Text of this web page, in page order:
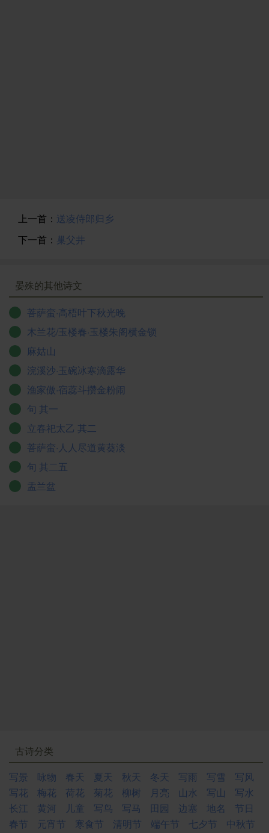
上一首： 送凌侍郎归乡
下一首： 巢父井
晏殊的其他诗文
菩萨蛮·高梧叶下秋光晚
木兰花/玉楼春·玉楼朱阁横金锁
麻姑山
浣溪沙·玉碗冰寒滴露华
渔家傲·宿蕊斗攒金粉闹
句 其一
立春祀太乙 其二
菩萨蛮·人人尽道黄葵淡
句 其二五
盂兰盆
古诗分类
写景
咏物 春天 夏天 秋天 冬天 写雨 写雪
写风
写花
梅花 荷花 菊花 柳树 月亮 山水 写山
写水
长江
黄河 儿童 写鸟 写马 田园 边塞 地名
节日
春节
元宵节 寒食节 清明节 端午节 七夕节
中秋节